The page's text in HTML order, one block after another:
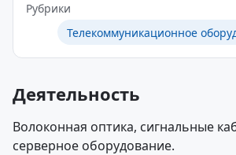
Рубрики
Телекоммуникационное
Деятельность
Волоконная оптика, сигнальные
серверное оборудование.